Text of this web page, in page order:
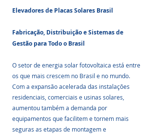
Elevadores de Placas Solares Brasil
Fabricação, Distribuição e Sistemas de
Gestão para Todo o Brasil
O setor de energia solar fotovoltaica está entre
os que mais crescem no Brasil e no mundo.
Com a expansão acelerada das instalações
residenciais, comerciais e usinas solares,
aumentou também a demanda por
equipamentos que facilitem e tornem mais
seguras as etapas de montagem e